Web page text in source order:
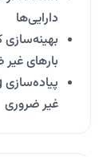
دارایی‌ها
بارهای
غیر ضروری